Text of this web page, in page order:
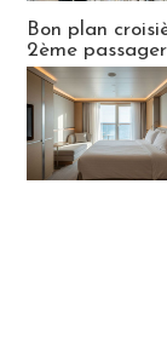
Bon plan
2ème